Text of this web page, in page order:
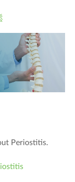
Periostitis.